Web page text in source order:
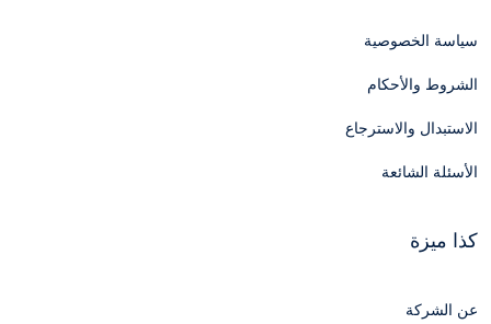
سياسة الخصوصية
الشروط والأحكام
الاستبدال والاسترجاع
الأسئلة الشائعة
كذا ميزة
عن الشركة